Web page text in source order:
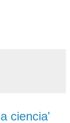
ciencia'